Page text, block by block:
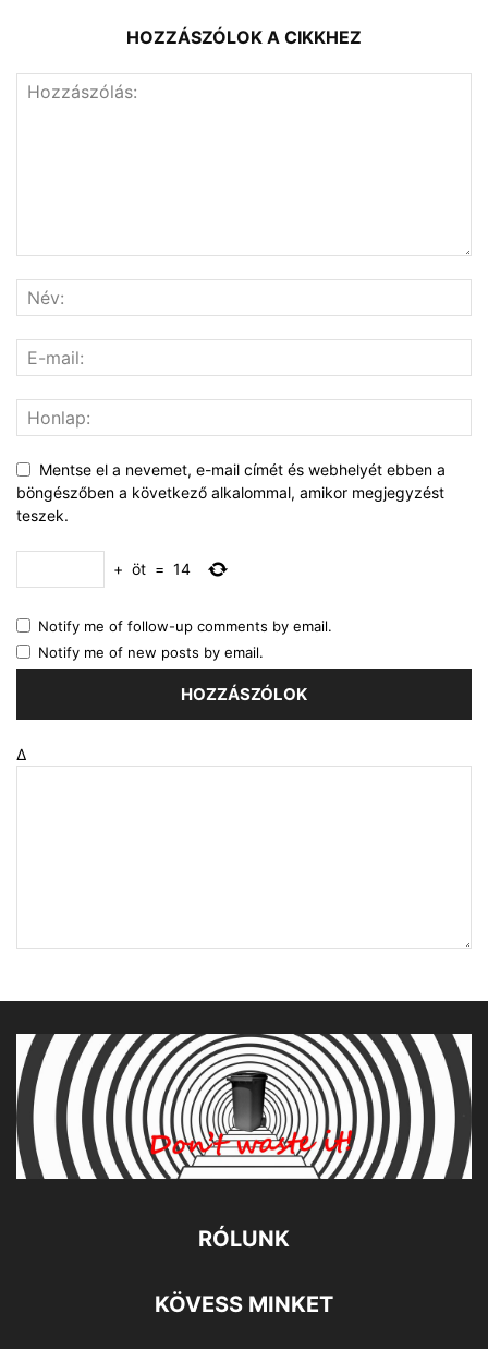
HOZZÁSZÓLOK A CIKKHEZ
Mentse el a nevemet, e-mail címét és webhelyét ebben a
böngészőben a következő alkalommal, amikor megjegyzést
teszek.
+ öt = 14
Notify me of follow-up comments by email.
Notify me of new posts by email.
Δ
RÓLUNK
KÖVESS MINKET